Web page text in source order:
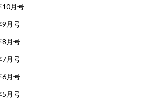
10月号
9月号
8月号
7月号
6月号
5月号